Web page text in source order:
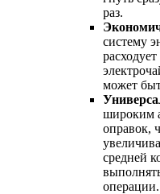
раз.
систему
может
широким
оправок,
средней
операции.